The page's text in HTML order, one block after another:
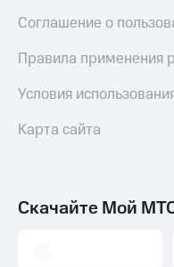
Соглашение о
Правила применения
Условия
Карта сайта
Скачайте Мой